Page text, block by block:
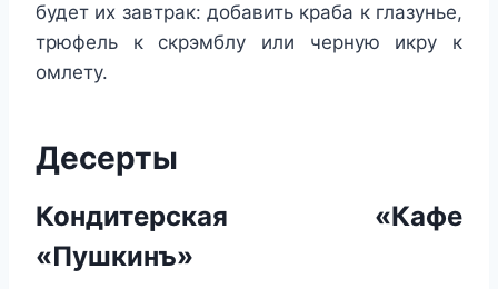
будет их завтрак: добавить краба к глазунье,
трюфель к скрэмблу или черную икру к
омлету.
Десерты
Кондитерская «Кафе
«Пушкинъ»